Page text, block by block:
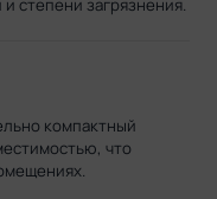
степени загрязнения.
компактный
что